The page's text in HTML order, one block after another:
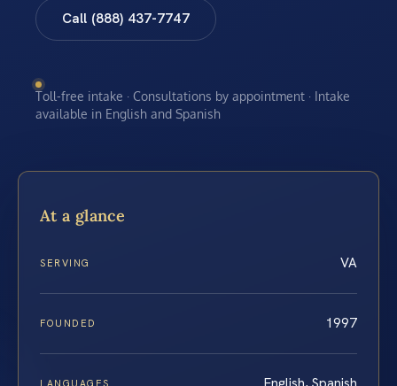
Call (888) 437-7747
Toll-free intake · Consultations by appointment · Intake
available in English and Spanish
At a glance
SERVING VA
FOUNDED 1997